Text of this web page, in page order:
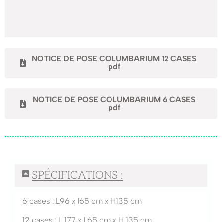
NOTICE DE POSE COLUMBARIUM 12 CASES
pdf
NOTICE DE POSE COLUMBARIUM 6 CASES
pdf
SPÉCIFICATIONS :
6 cases : L96 x l65 cm x H135 cm
12 cases : L 177 x l 65 cm x H 135 cm